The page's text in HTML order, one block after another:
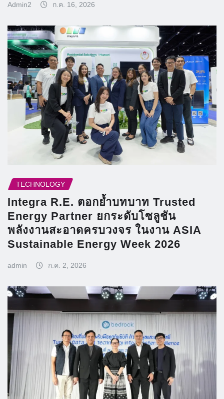
Admin2 ก.ค. 16, 2026
TECHNOLOGY
Integra R.E. ตอกย้ำบทบาท Trusted
Energy Partner ยกระดับโซลูชัน
พลังงานสะอาดครบวงจร ในงาน ASIA
Sustainable Energy Week 2026
admin ก.ค. 2, 2026